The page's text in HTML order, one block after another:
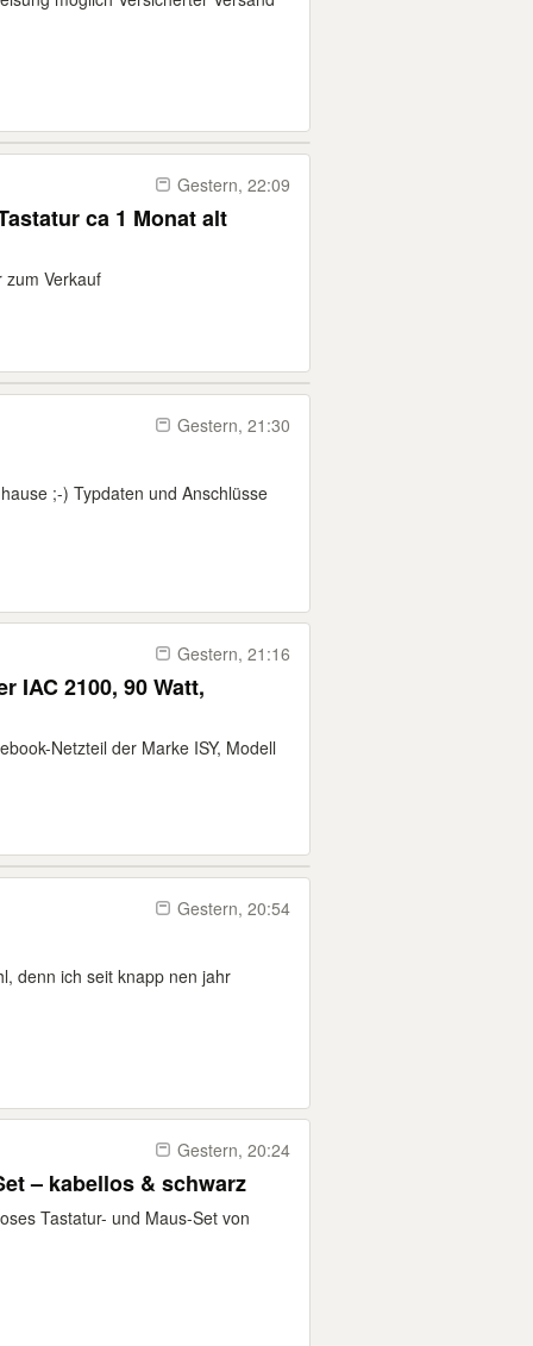
Gestern, 22:09
ca 1 Monat alt
zum Verkauf
Gestern, 21:30
;-) Typdaten und Anschlüsse
Gestern, 21:16
IAC 2100, 90 Watt,
Netzteil der Marke ISY, Modell
Gestern, 20:54
denn ich seit knapp nen jahr
Gestern, 20:24
– kabellos & schwarz
Tastatur- und Maus-Set von